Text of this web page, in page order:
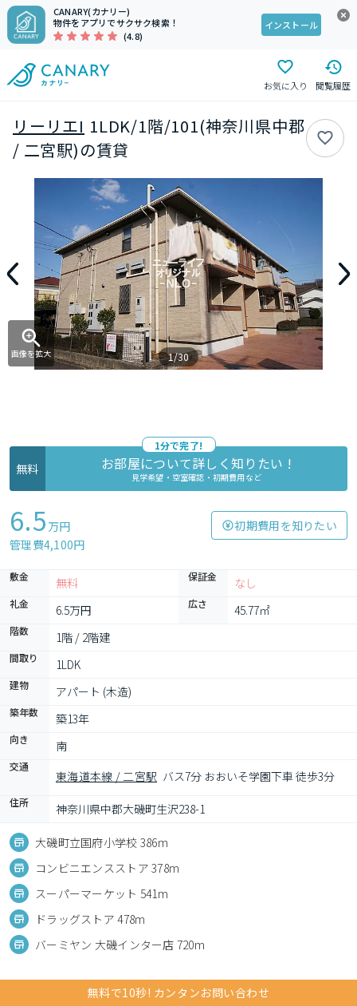
CANARY(カナリー)
物件をアプリでサクサク検索！
(4.8)
インストール
お気に入り 閲覧履歴
リーリエI 1LDK/1階/101(神奈川県中郡
/ 二宮駅)の賃貸
画像を拡大 1/30
1分で完了!
無料 お部屋について詳しく知りたい !
見学希望・空室確認・初期費用など
6.5 万円
管理費4,100円
初期費用を知りたい
敷金 無料 保証金 なし
礼金 6.5万円 広さ 45.77㎡
階数 1階 / 2階建
間取り 1LDK
建物 アパート (木造)
築年数 築13年
向き 南
交通
東海道本線 / 二宮駅 バス7分 おおいそ学園下車 徒歩3分
住所 神奈川県中郡大磯町生沢238-1
大磯町立国府小学校 386m
コンビニエンスストア 378m
スーパーマーケット 541m
ドラッグストア 478m
バーミヤン 大磯インター店 720m
無料で10秒! カンタンお問い合わせ